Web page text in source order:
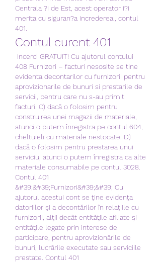
Centrala ?i de Est, acest operator i?i
merita cu siguran?a increderea., contul
401.
Contul curent 401
408 Furnizori – facturi nesosite se tine
evidenta decontarilor cu furnizorii pentru
aprovizionarile de bunuri si prestarile de
servicii, pentru care nu s-au primit
facturi. C) dacă o folosim pentru
construirea unei magazii de materiale,
atunci o putem înregistra pe contul 604,
cheltuieli cu materiale nestocate. D)
dacă o folosim pentru prestarea unui
serviciu, atunci o putem înregistra ca alte
materiale consumabile pe contul 3028.
Contul 401
&#39;&#39;Furnizori&#39;&#39; Cu
ajutorul acestui cont se ţine evidenţa
datoriilor şi a decontărilor în relaţiile cu
furnizorii, alţii decât entităţile afiliate şi
entităţile legate prin interese de
participare, pentru aprovizionările de
bunuri, lucrările executate sau serviciile
prestate. Contul 401